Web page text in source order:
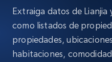
Extraiga datos de
como listados de
propiedades,
habitaciones,